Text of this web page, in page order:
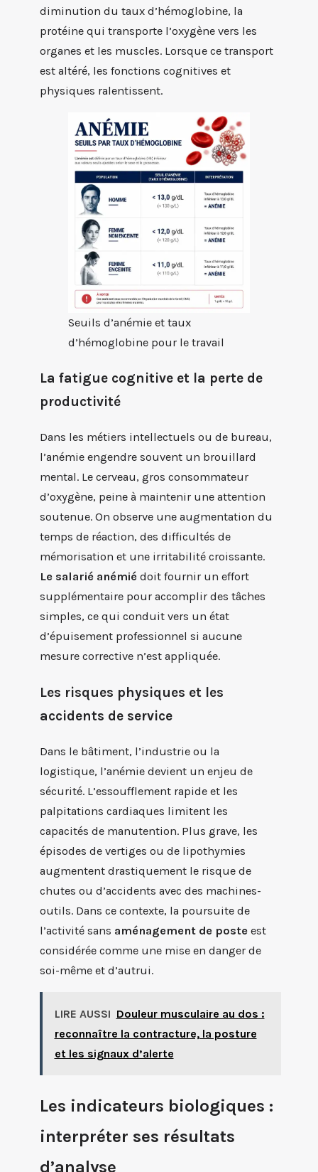
diminution du taux d’hémoglobine, la
protéine qui transporte l’oxygène vers les
organes et les muscles. Lorsque ce transport
est altéré, les fonctions cognitives et
physiques ralentissent.
Seuils d’anémie et taux
d’hémoglobine pour le travail
La fatigue cognitive et la perte de
productivité
Dans les métiers intellectuels ou de bureau,
l’anémie engendre souvent un brouillard
mental. Le cerveau, gros consommateur
d’oxygène, peine à maintenir une attention
soutenue. On observe une augmentation du
temps de réaction, des difficultés de
mémorisation et une irritabilité croissante.
Le salarié anémié doit fournir un effort
supplémentaire pour accomplir des tâches
simples, ce qui conduit vers un état
d’épuisement professionnel si aucune
mesure corrective n’est appliquée.
Les risques physiques et les
accidents de service
Dans le bâtiment, l’industrie ou la
logistique, l’anémie devient un enjeu de
sécurité. L’essoufflement rapide et les
palpitations cardiaques limitent les
capacités de manutention. Plus grave, les
épisodes de vertiges ou de lipothymies
augmentent drastiquement le risque de
chutes ou d’accidents avec des machines-
outils. Dans ce contexte, la poursuite de
l’activité sans aménagement de poste est
considérée comme une mise en danger de
soi-même et d’autrui.
LIRE AUSSI Douleur musculaire au dos :
reconnaître la contracture, la posture
et les signaux d’alerte
Les indicateurs biologiques :
interpréter ses résultats
d’analyse